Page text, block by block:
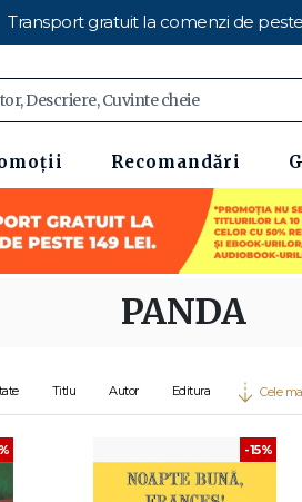
Transport gratuit la comenzi de peste
Recomandări
PANDA
Titlu Autor Editura Cele
-15%